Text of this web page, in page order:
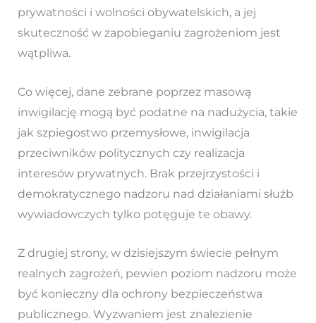
prywatności i wolności obywatelskich, a jej
skuteczność w zapobieganiu zagrożeniom jest
wątpliwa.
Co więcej, dane zebrane poprzez masową
inwigilację mogą być podatne na nadużycia, takie
jak szpiegostwo przemysłowe, inwigilacja
przeciwników politycznych czy realizacja
interesów prywatnych. Brak przejrzystości i
demokratycznego nadzoru nad działaniami służb
wywiadowczych tylko potęguje te obawy.
Z drugiej strony, w dzisiejszym świecie pełnym
realnych zagrożeń, pewien poziom nadzoru może
być konieczny dla ochrony bezpieczeństwa
publicznego. Wyzwaniem jest znalezienie